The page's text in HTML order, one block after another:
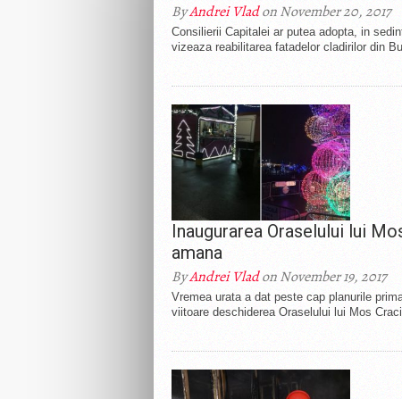
ByAndrei Vladon November 20, 2017
Consilierii Capitalei ar putea adopta, in
vizeaza reabilitarea fatadelor cladirilor din
Inaugurarea Oraselului lui
amana
ByAndrei Vladon November 19, 2017
Vremea urata a dat peste cap planurile
viitoare deschiderea Oraselului lui Mos